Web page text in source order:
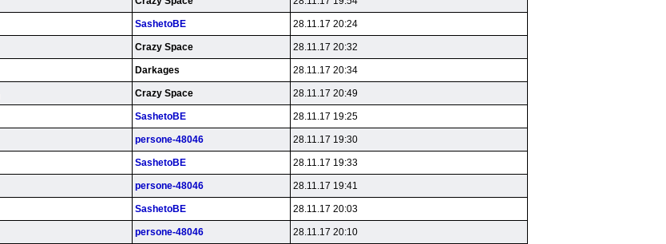
SashetoBE 28.11.17 20:24
Crazy Space 28.11.17 20:32
Darkages 28.11.17 20:34
Crazy Space 28.11.17 20:49
SashetoBE 28.11.17 19:25
persone-48046 28.11.17 19:30
SashetoBE 28.11.17 19:33
persone-48046 28.11.17 19:41
SashetoBE 28.11.17 20:03
persone-48046 28.11.17 20:10